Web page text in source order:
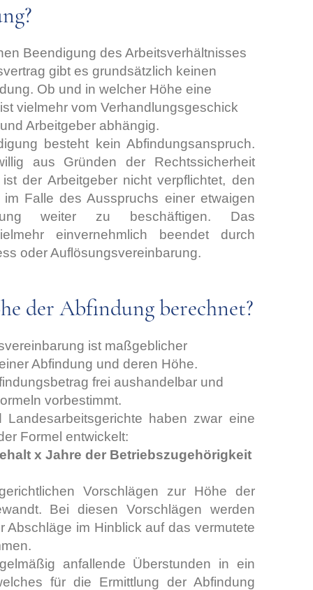
Beendigung des Arbeitsverhältnisses
gibt es grundsätzlich keinen
Ob und in welcher Höhe eine
vielmehr vom Verhandlungsgeschick
Arbeitgeber abhängig.
besteht kein Abfindungsanspruch.
aus Gründen der Rechtssicherheit
der Arbeitgeber nicht verpflichtet, den
im Falle des Ausspruchs einer etwaigen
weiter zu beschäftigen. Das
einvernehmlich beendet durch
oder Auflösungsvereinbarung.
der Abfindung berechnet?
ist maßgeblicher
Abfindung und deren Höhe.
frei aushandelbar und
vorbestimmt.
Landesarbeitsgerichte haben zwar eine
Formel entwickelt:
x Jahre der Betriebszugehörigkeit
Vorschlägen zur Höhe der
Bei diesen Vorschlägen werden
Abschläge im Hinblick auf das vermutete
anfallende Überstunden in ein
für die Ermittlung der Abfindung